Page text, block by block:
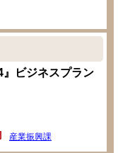
』ビジネスプラン
産業振興課